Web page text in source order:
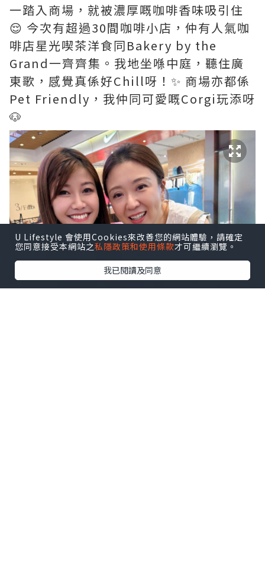
一踏入商場，就被濃厚嘅咖啡香味吸引住
😌 今次有超過30間咖啡小店，仲有人氣咖
啡店星光喫茶洋食同Bakery by the
Grand一齊齊集。我地坐喺中庭，聽住廣
東歌，感覺真係好Chill呀！✨ 商場亦都係
Pet Friendly，我仲同可愛嘅Corgi玩添呀
🐶
U Lifestyle 會使用Cookies來改善您的網站體驗，請確定
您同意接受本網站之私隱政策和使用條款才可繼續瀏覽。
我已閱讀及同意